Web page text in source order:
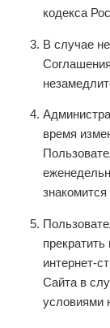
кодекса
В случае
время
интернет-
Сайта в
условиями